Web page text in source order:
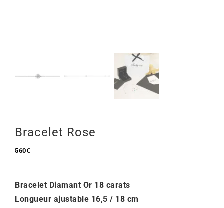
Bracelet Rose
560€
Bracelet Diamant Or 18 carats
Longueur ajustable 16,5 / 18 cm